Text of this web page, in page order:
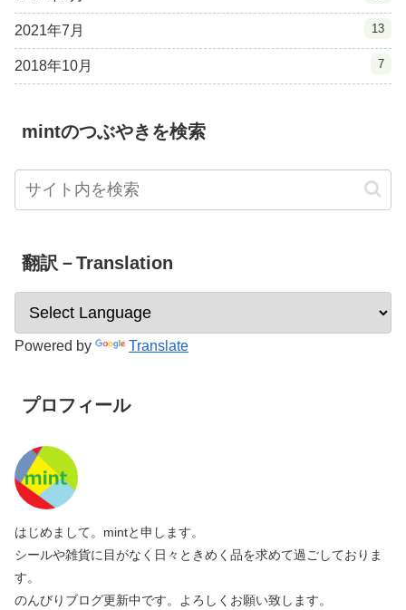
2021年7月 13
2018年10月 7
mintのつぶやきを検索
翻訳－Translation
Powered by Translate
プロフィール
はじめまして。mintと申します。
シールや雑貨に目がなく日々ときめく品を求めて過ごしておりま
す。
のんびりブログ更新中です。よろしくお願い致します。